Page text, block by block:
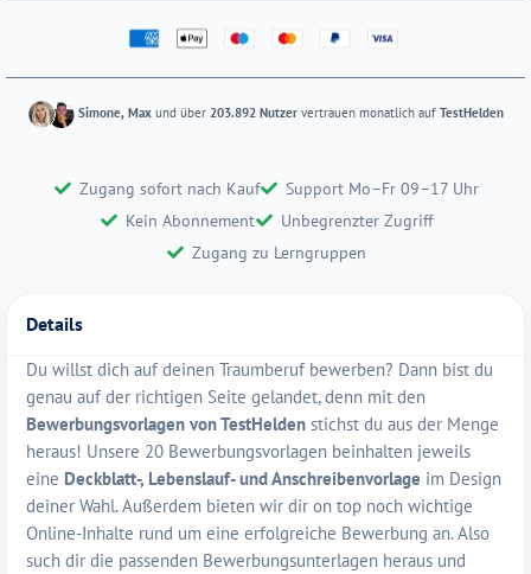
Simone, Max und über 203.892 Nutzer vertrauen monatlich auf TestHelden
Zugang sofort nach Kauf
Support Mo–Fr 09–17 Uhr
Kein Abonnement
Unbegrenzter Zugriff
Zugang zu Lerngruppen
Details
Du willst dich auf deinen Traumberuf bewerben? Dann bist du
genau auf der richtigen Seite gelandet, denn mit den
Bewerbungsvorlagen von TestHelden stichst du aus der Menge
heraus! Unsere 20 Bewerbungsvorlagen beinhalten jeweils
eine Deckblatt-, Lebenslauf- und Anschreibenvorlage im Design
deiner Wahl. Außerdem bieten wir dir on top noch wichtige
Online-Inhalte rund um eine erfolgreiche Bewerbung an. Also
such dir die passenden Bewerbungsunterlagen heraus und